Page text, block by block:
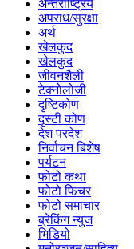
अन्तर्राष्ट्रिय
अपराध/सुरक्षा
अर्थ
खेलकुद
खेलकुद
जीवनशैली
टेक्नोलोजी
दृष्टिकोण
दृस्टी कोण
देश परदेश
निर्वाचन बिशेष
पर्यटन
फोटो कथा
फोटो फिचर
फोटो समाचार
ब्रेकिंग न्युज
भिडियो